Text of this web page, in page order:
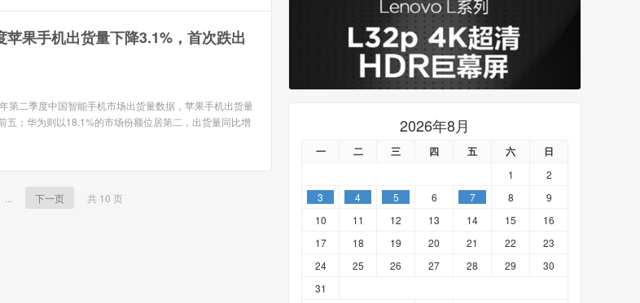
果手机出货量下降3.1%，首次跌出
第二季度中国智能手机市场出货量数据，苹果手机出货量
五；华为则以18.1%的市场份额位居第二，出货量同比增
下一页 共 10 页
2026年8月
一 二 三 四 五 六 日
1
2
3
4 5 6 7 8
9
10
11 12 13 14 15
16
17
18 19 20 21 22
23
24
25 26 27 28 29
30
31